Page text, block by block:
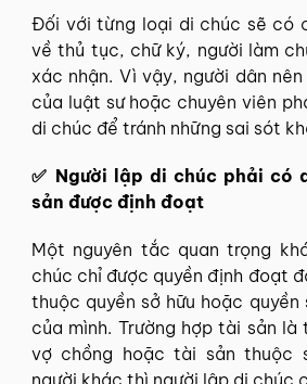
Đối với từng loại di chúc sẽ có
về thủ tục, chữ ký, người làm
xác nhận. Vì vậy, người dân
của luật sư hoặc chuyên viên
di chúc để tránh những sai sót
✅ Người lập di chúc phải có
sản được định đoạt
Một nguyên tắc quan trọng
chúc chỉ được quyền định đoạt
thuộc quyền sở hữu hoặc quyền
của mình. Trường hợp tài sản là
vợ chồng hoặc tài sản thuộc
người khác thì người lập di chúc